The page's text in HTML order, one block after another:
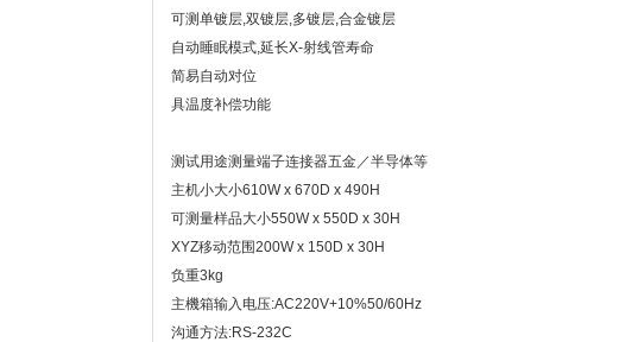
可测单镀层,双镀层,多镀层,合金镀层
自动睡眠模式,延长X-射线管寿命
简易自动对位
具温度补偿功能
测试用途测量端子连接器五金／半导体等
主机小大小610W x 670D x 490H
可测量样品大小550W x 550D x 30H
XYZ移动范围200W x 150D x 30H
负重3kg
主機箱输入电压:AC220V+10%50/60Hz
沟通方法:RS-232C